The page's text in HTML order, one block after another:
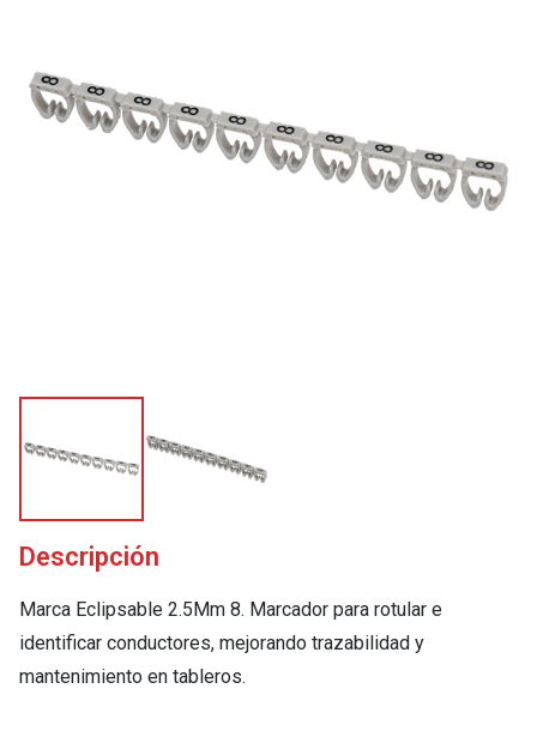
Descripción
Marca Eclipsable 2.5Mm 8. Marcador para rotular e
identificar conductores, mejorando trazabilidad y
mantenimiento en tableros.